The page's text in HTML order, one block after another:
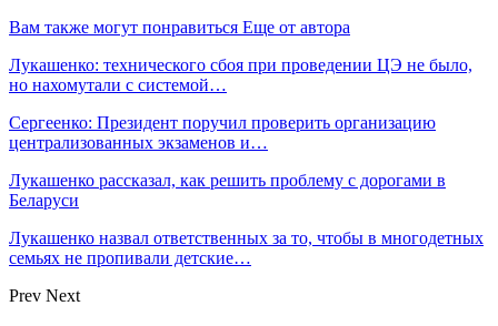
Вам также могут понравиться Еще от автора
Лукашенко: технического сбоя при проведении ЦЭ не было,
но нахомутали с системой…
Сергеенко: Президент поручил проверить организацию
централизованных экзаменов и…
Лукашенко рассказал, как решить проблему с дорогами в
Беларуси
Лукашенко назвал ответственных за то, чтобы в многодетных
семьях не пропивали детские…
Prev Next